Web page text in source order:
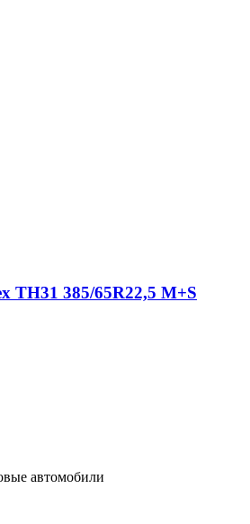
TH31 385/65R22,5 M+S
автомобили